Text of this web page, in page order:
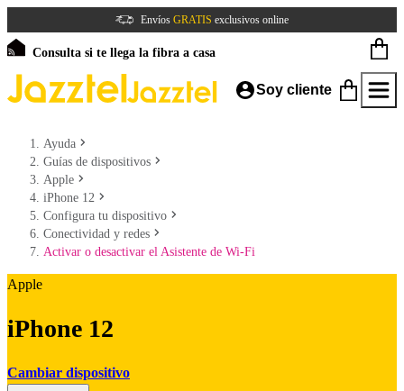
Envíos GRATIS exclusivos online
Consulta si te llega la fibra a casa
Soy cliente
Ayuda
Guías de dispositivos
Apple
iPhone 12
Configura tu dispositivo
Conectividad y redes
Activar o desactivar el Asistente de Wi-Fi
Apple
iPhone 12
Cambiar dispositivo